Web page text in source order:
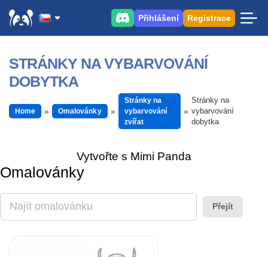
Přihlášení Registrace
STRÁNKY NA VYBARVOVÁNÍ
DOBYTKA
Home Omalovánky
Stránky na
vybarvování
zvířat
Stránky na
vybarvování
dobytka
Vytvořte s Mimi Panda
Omalovánky
Přejít